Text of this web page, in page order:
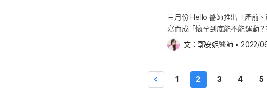
生食不能吃，還有未殺毒消菌
汁等都應該盡力避免，除了有
沙門氏菌若引發腹瀉，容易讓
讓寶寶感染，有可能會胎死腹
中大型的魚類 對於準媽媽來說，要避免食用以
油魚（又稱龍鱈） 這是因為上述的魚類吃小魚維生，位處食物鏈頂端，汞含量會累
則沒有注意到。準媽媽很有可
己已經懷孕了。著床出血會自
且一直持續，甚至變多，就一
爾蒙變化，為準媽媽帶來各種
連結到對於寶寶健康的憂慮與
質，皮膚、指甲。 懷孕第 4 週
媽的子宮內膜之後，胎盤會開
（Progesterone，又稱助孕激
加，我們也可以檢測尿液中
懷孕第 4 週的身體變化 懷孕第
三月份 Hello 醫師推出「產前
寫而成「懷孕到底能不能運動
「Hello 醫師線上 Q&A」的活動
請問郭醫師，網路上有些人說
產。所以到底該蹲還是不蹲呢？ 郭醫師回答： 深蹲、青蛙蹲的動作都可以做，注意
安全就可以了。不過有些孕婦
文： 郭安妮醫師 • 2022/
1 2 3 4 5